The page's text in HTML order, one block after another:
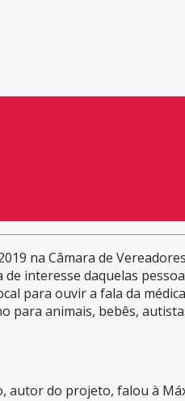
na Câmara de
interesse daquelas
para ouvir a fala da
para animais, bebês,
autor do projeto, falou à